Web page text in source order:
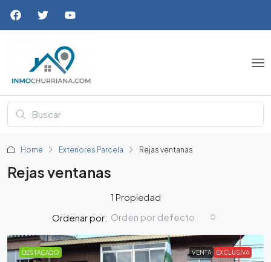
Home Exteriores Parcela Rejas ventanas
Rejas ventanas
1 Propiedad
Ordenar por: Orden por defecto
DESTACADO VENTA EXCLUSIVA